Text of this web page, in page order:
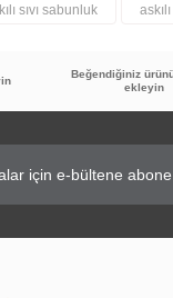
sıvı sabunluk
Beğendiğiniz
ekleyin